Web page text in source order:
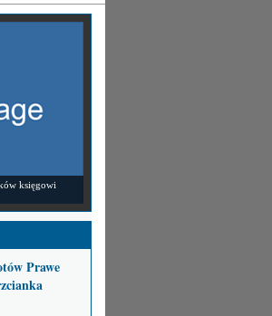
księgowi
Prawe